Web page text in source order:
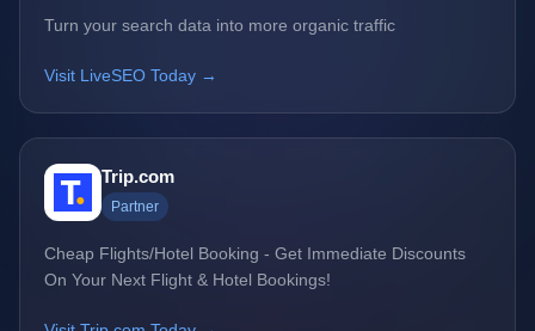
Turn your search data into more organic traffic
Visit LiveSEO Today →
Trip.com
Partner
Cheap Flights/Hotel Booking - Get Immediate Discounts
On Your Next Flight & Hotel Bookings!